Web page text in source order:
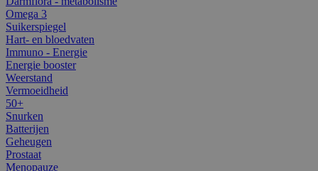
Omega 3
Suikerspiegel
Hart- en bloedvaten
Immuno - Energie
Energie booster
Weerstand
Vermoeidheid
50+
Snurken
Batterijen
Geheugen
Prostaat
Menopauze